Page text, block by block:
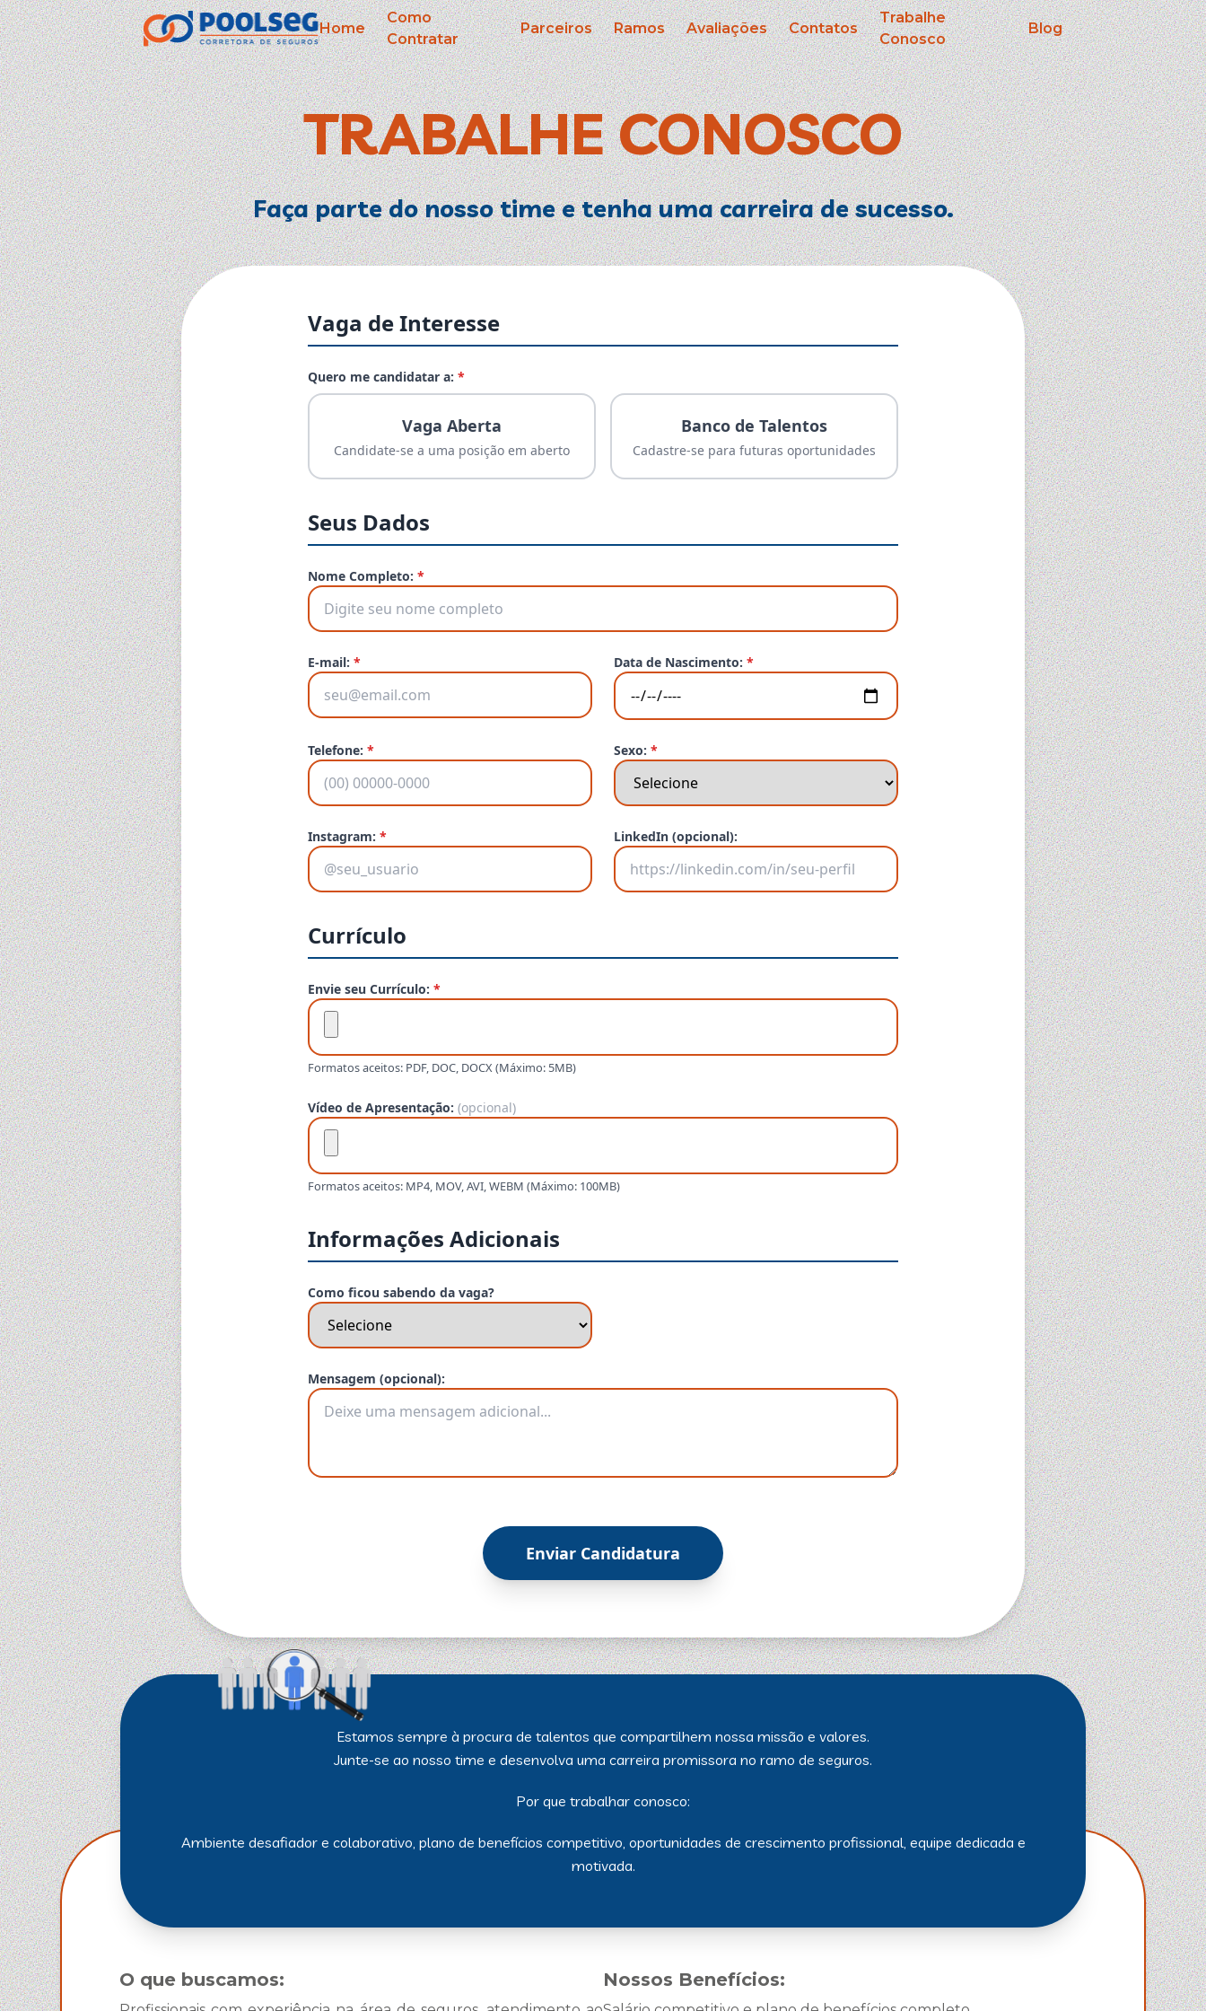
Home
Como
Contratar
Parceiros Ramos Avaliações Contatos
Trabalhe
Conosco
Blog
TRABALHE CONOSCO
Faça parte do nosso time e tenha uma carreira de sucesso.
Vaga de Interesse
Quero me candidatar a: *
Vaga Aberta
Candidate-se a uma posição em aberto
Banco de Talentos
Cadastre-se para futuras oportunidades
Seus Dados
Nome Completo: *
E-mail: * Data de Nascimento: *
Telefone: * Sexo: *
Instagram: * LinkedIn (opcional):
Currículo
Envie seu Currículo: *
Formatos aceitos: PDF, DOC, DOCX (Máximo: 5MB)
Vídeo de Apresentação: (opcional)
Formatos aceitos: MP4, MOV, AVI, WEBM (Máximo: 100MB)
Informações Adicionais
Como ficou sabendo da vaga?
Mensagem (opcional):
Enviar Candidatura
Estamos sempre à procura de talentos que compartilhem nossa missão e valores.
Junte-se ao nosso time e desenvolva uma carreira promissora no ramo de seguros.
Por que trabalhar conosco:
Ambiente desafiador e colaborativo, plano de benefícios competitivo, oportunidades de crescimento profissional, equipe dedicada e
motivada.
O que buscamos: Nossos Benefícios: